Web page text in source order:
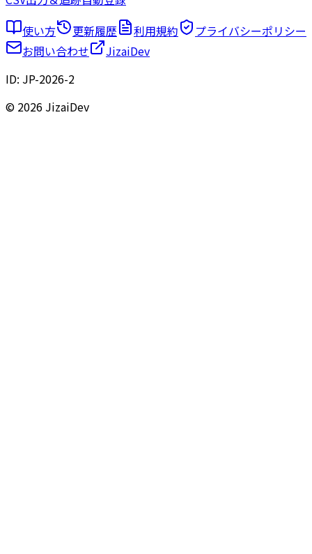
使い方
更新履歴 利用規約
プライバシーポリシー
お問い合わせ
JizaiDev
ID: JP-2026-2
© 2026 JizaiDev